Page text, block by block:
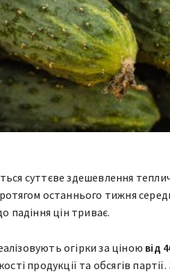
суттєве здешевлення
останнього тижня
падіння цін триває.
огірки за ціною від
продукції та обсягів